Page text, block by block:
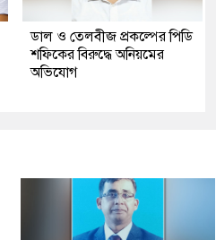
ডাল ও তেলবীজ প্রকল্পের পিডি
শফিকের বিরুদ্ধে অনিয়মের
অভিযোগ